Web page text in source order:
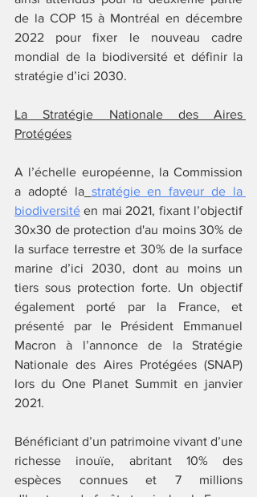
de la COP 15 à Montréal en décembre
2022 pour fixer le nouveau cadre
mondial de la biodiversité et définir la
stratégie d’ici 2030.
La Stratégie Nationale des Aires
Protégées
A l’échelle européenne, la Commission
a adopté la stratégie en faveur de la
biodiversité en mai 2021, fixant l’objectif
30x30 de protection d'au moins 30% de
la surface terrestre et 30% de la surface
marine d’ici 2030, dont au moins un
tiers sous protection forte. Un objectif
également porté par la France, et
présenté par le Président Emmanuel
Macron à l’annonce de la Stratégie
Nationale des Aires Protégées (SNAP)
lors du One Planet Summit en janvier
2021.
Bénéficiant d’un patrimoine vivant d’une
richesse inouïe, abritant 10% des
espèces connues et 7 millions